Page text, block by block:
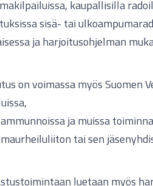
kaupallisilla
sisä- tai
ja harjoitusohjelman
on voimassa myös Suomen
ja muissa
tai sen
luetaan myös